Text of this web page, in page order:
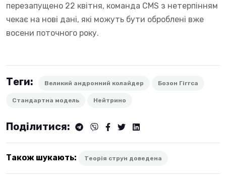
перезапущено 22 квітня, команда CMS з нетерпінням
чекає на нові дані, які можуть бути оброблені вже
восени поточного року.
Теги: Великий андронний колайдер Бозон Гіггса
Стандартна модель Нейтрино
Поділитися:
Також шукають: Теорія струн доведена